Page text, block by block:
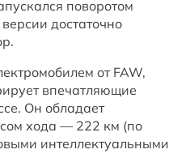
поворотом
достаточно
от FAW,
впечатляющие
Он обладает
хода — 222 км (по
интеллектуальными